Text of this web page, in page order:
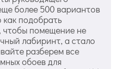
более 500 вариантов
подобрать
чтобы помещение не
лабиринт, а стало
разберем все
обоев для